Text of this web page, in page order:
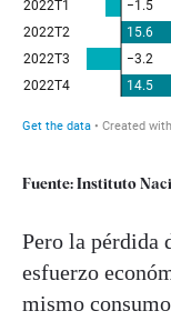
Fuente: Instituto
Pero la pérdida
esfuerzo
mismo